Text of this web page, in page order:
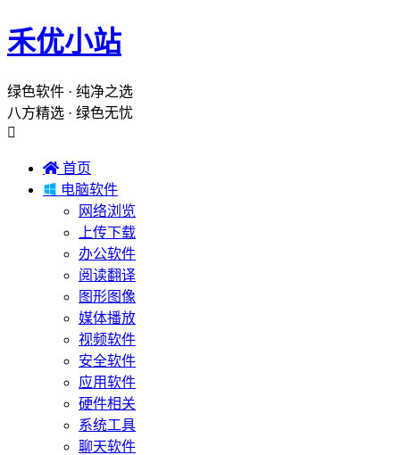
禾优小站
绿色软件 · 纯净之选
八方精选 · 绿色无忧

 首页
 电脑软件
网络浏览
上传下载
办公软件
阅读翻译
图形图像
媒体播放
视频软件
安全软件
应用软件
硬件相关
系统工具
聊天软件